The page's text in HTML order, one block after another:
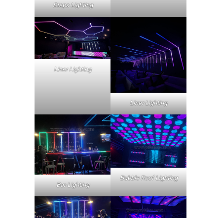
Steps Lighting
Liner Lighting
Liner Lighting
Bubble Roof Lighting
Bar Lighting